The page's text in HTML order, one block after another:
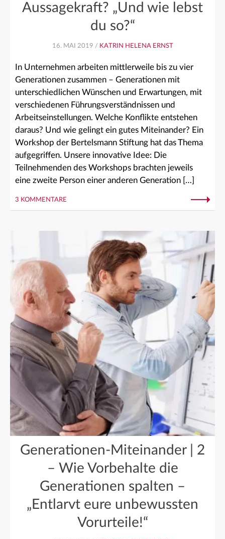
Aussagekraft? „Und wie lebst
du so?“
16. MAI 2019 / KATRIN HELENA ERNST
In Unternehmen arbeiten mittlerweile bis zu vier
Generationen zusammen – Generationen mit
unterschiedlichen Wünschen und Erwartungen, mit
verschiedenen Führungsverständnissen und
Arbeitseinstellungen. Welche Konflikte entstehen
daraus? Und wie gelingt ein gutes Miteinander? Ein
Workshop der Bertelsmann Stiftung hat das Thema
aufgegriffen. Unsere innovative Idee: Die
Teilnehmenden des Workshops brachten jeweils
eine zweite Person einer anderen Generation […]
3 KOMMENTARE
Generationen-Miteinander | 2
– Wie Vorbehalte die
Generationen spalten –
„Entlarvt eure unbewussten
Vorurteile!“